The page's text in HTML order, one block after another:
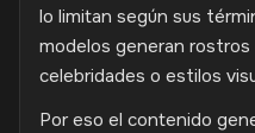
lo limitan según sus
modelos generan rostros
celebridades o estilos
Por eso el contenido